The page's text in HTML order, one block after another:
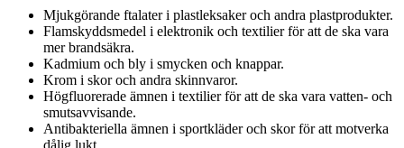
Mjukgörande ftalater i plastleksaker och andra plastprodukter.
Flamskyddsmedel i elektronik och textilier för att de ska vara
mer brandsäkra.
Kadmium och bly i smycken och knappar.
Krom i skor och andra skinnvaror.
Högfluorerade ämnen i textilier för att de ska vara vatten- och
smutsavvisande.
Antibakteriella ämnen i sportkläder och skor för att motverka